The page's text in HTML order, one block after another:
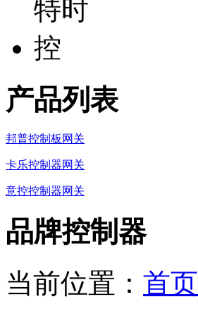
产品列表
邦普控制板网关
卡乐控制器网关
意控控制器网关
品牌控制器
当前位置： 首页